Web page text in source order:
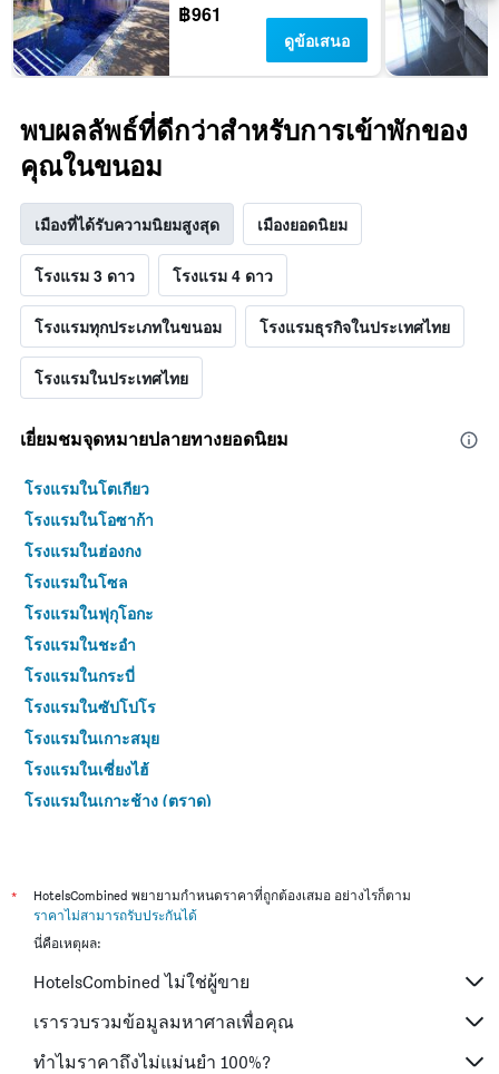
฿961
ดูข้อเสนอ
พบผลลัพธ์ที่ดีกว่าสำหรับการเข้าพักของ
คุณในขนอม
เมืองที่ได้รับความนิยมสูงสุด เมืองยอดนิยม
โรงแรม 3 ดาว โรงแรม 4 ดาว
โรงแรมทุกประเภทในขนอม โรงแรมธุรกิจในประเทศไทย
โรงแรมในประเทศไทย
เยี่ยมชมจุดหมายปลายทางยอดนิยม
โรงแรมในโตเกียว
โรงแรมในโอซาก้า
โรงแรมในฮ่องกง
โรงแรมในโซล
โรงแรมในฟุกุโอกะ
โรงแรมในชะอำ
โรงแรมในกระบี่
โรงแรมในซัปโปโร
โรงแรมในเกาะสมุย
โรงแรมในเซี่ยงไฮ้
โรงแรมในเกาะช้าง (ตราด)
โรงแรมในชลบุรี
โรงแรมในภูเก็ต
โรงแรมในระยอง
โรงแรมในเกียวโต
โรงแรมในสัตหีบ
โรงแรมในศรีราชา
*
HotelsCombined พยายามกำหนดราคาที่ถูกต้องเสมอ อย่างไรก็ตาม
ราคาไม่สามารถรับประกันได้
นี่คือเหตุผล:
HotelsCombined ไม่ใช่ผู้ขาย
เรารวบรวมข้อมูลมหาศาลเพื่อคุณ
ทำไมราคาถึงไม่แม่นยำ 100%?